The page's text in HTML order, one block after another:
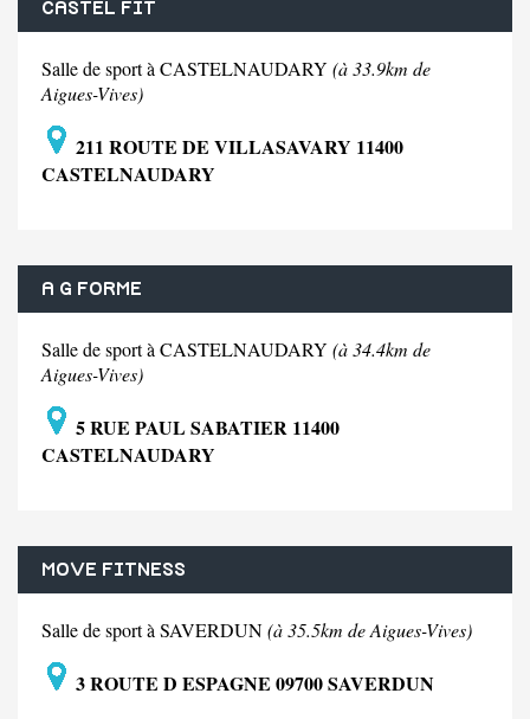
CASTEL FIT
Salle de sport à CASTELNAUDARY (à 33.9km de
Aigues-Vives)
211 ROUTE DE VILLASAVARY 11400
CASTELNAUDARY
A G FORME
Salle de sport à CASTELNAUDARY (à 34.4km de
Aigues-Vives)
5 RUE PAUL SABATIER 11400
CASTELNAUDARY
MOVE FITNESS
Salle de sport à SAVERDUN(à 35.5km de Aigues-Vives)
3 ROUTE D ESPAGNE 09700 SAVERDUN